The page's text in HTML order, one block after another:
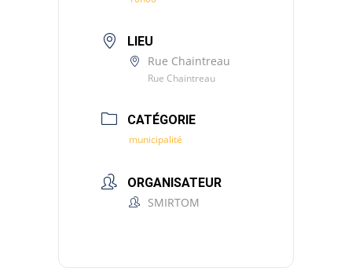
LIEU
Rue Chaintreau
Rue Chaintreau
CATÉGORIE
municipalité
ORGANISATEUR
SMIRTOM